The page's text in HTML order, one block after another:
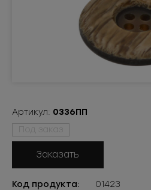
Артикул: 0336ПП
Под заказ
Заказать
Код продукта:
01423